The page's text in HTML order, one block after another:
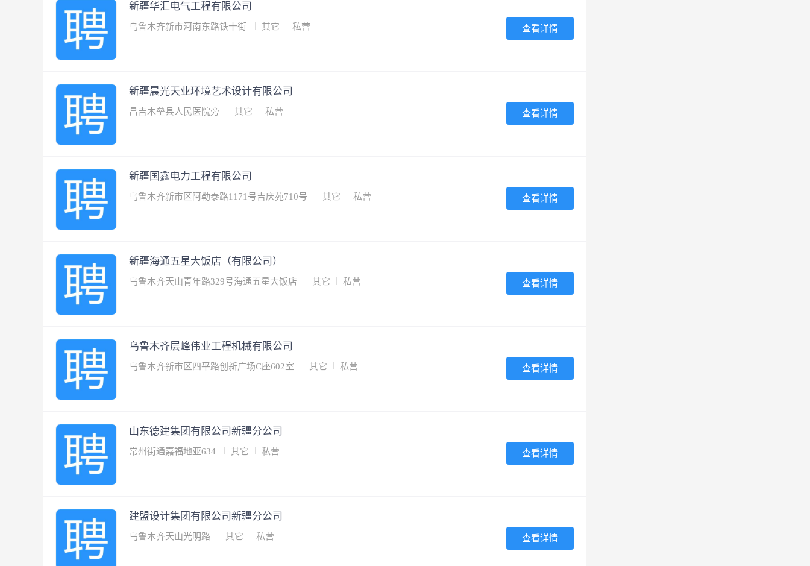
新疆华汇电气工程有限公司
乌鲁木齐新市河南东路铁十街 其它 私营 查看详情
新疆晨光天业环境艺术设计有限公司
昌吉木垒县人民医院旁 其它 私营 查看详情
新疆国鑫电力工程有限公司
乌鲁木齐新市区阿勒泰路1171号吉庆苑710号 其它 私营 查看详情
新疆海通五星大饭店（有限公司）
乌鲁木齐天山青年路329号海通五星大饭店 其它 私营 查看详情
乌鲁木齐层峰伟业工程机械有限公司
乌鲁木齐新市区四平路创新广场C座602室 其它 私营 查看详情
山东德建集团有限公司新疆分公司
常州街通嘉福地亚634 其它 私营 查看详情
建盟设计集团有限公司新疆分公司
乌鲁木齐天山光明路 其它 私营 查看详情